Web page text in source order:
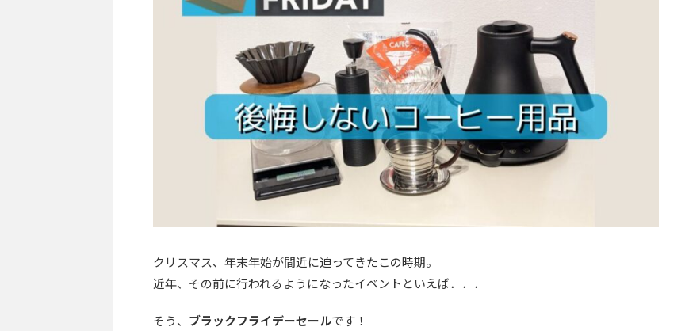
クリスマス、年末年始が間近に迫ってきたこの時期。
近年、その前に行われるようになったイベントといえば．．．
そう、 ブラックフライデーセールです！